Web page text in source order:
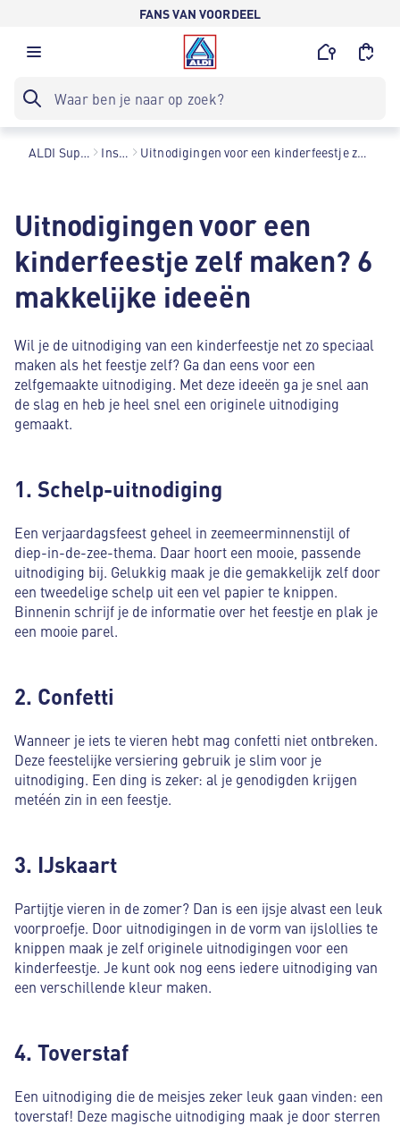
FANS VAN VOORDEEL
ALDI Supermarkten Inspiratie Uitnodigingen voor een kinderfeestje zelf maken? 6 makkelijke ideeën
Uitnodigingen voor een
kinderfeestje zelf maken? 6
makkelijke ideeën
Wil je de uitnodiging van een kinderfeestje net zo speciaal
maken als het feestje zelf? Ga dan eens voor een
zelfgemaakte uitnodiging. Met deze ideeën ga je snel aan
de slag en heb je heel snel een originele uitnodiging
gemaakt.
1. Schelp-uitnodiging
Een verjaardagsfeest geheel in zeemeerminnenstijl of
diep-in-de-zee-thema. Daar hoort een mooie, passende
uitnodiging bij. Gelukkig maak je die gemakkelijk zelf door
een tweedelige schelp uit een vel papier te knippen.
Binnenin schrijf je de informatie over het feestje en plak je
een mooie parel.
2. Confetti
Wanneer je iets te vieren hebt mag confetti niet ontbreken.
Deze feestelijke versiering gebruik je slim voor je
uitnodiging. Een ding is zeker: al je genodigden krijgen
metéén zin in een feestje.
3. IJskaart
Partijtje vieren in de zomer? Dan is een ijsje alvast een leuk
voorproefje. Door uitnodigingen in de vorm van ijslollies te
knippen maak je zelf originele uitnodigingen voor een
kinderfeestje. Je kunt ook nog eens iedere uitnodiging van
een verschillende kleur maken.
4. Toverstaf
Een uitnodiging die de meisjes zeker leuk gaan vinden: een
toverstaf! Deze magische uitnodiging maak je door sterren